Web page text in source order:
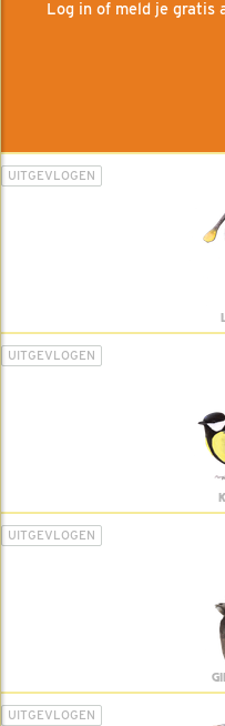
Log in of meld je gratis
UITGEVLOGEN
UITGEVLOGEN
UITGEVLOGEN
UITGEVLOGEN